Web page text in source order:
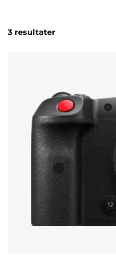
3 resultater